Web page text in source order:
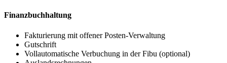
Finanzbuchhaltung
Fakturierung mit offener Posten-Verwaltung
Gutschrift
Vollautomatische Verbuchung in der Fibu (optional)